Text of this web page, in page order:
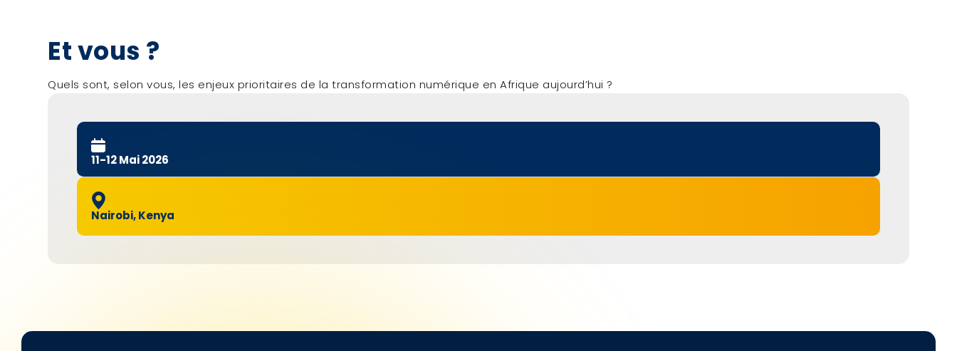
Et vous ?
Quels sont, selon vous, les enjeux prioritaires de la transformation numérique en Afrique aujourd’hui ?
11-12 Mai 2026
Nairobi, Kenya